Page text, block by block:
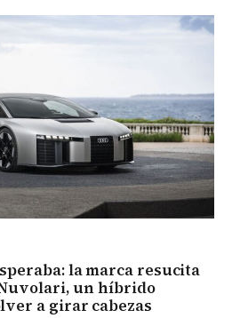
la marca resucita
un híbrido
a girar cabezas